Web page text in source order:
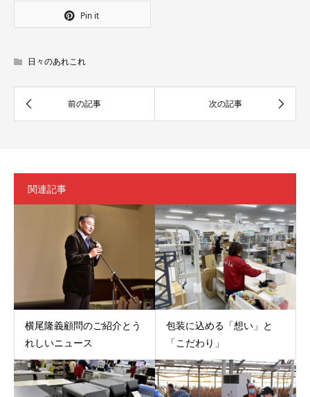
Pin it
日々のあれこれ
関連記事
横尾隆義顧問のご紹介とう
れしいニュース
包装に込める「想い」と
「こだわり」